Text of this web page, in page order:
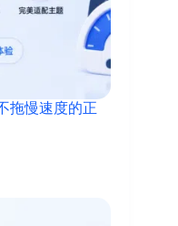
拖慢速度的正